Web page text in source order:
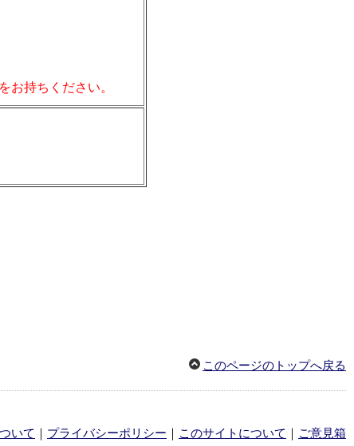
お持ちください。
このページのトップへ戻る
いて プライバシーポリシー このサイトについて ご意見箱